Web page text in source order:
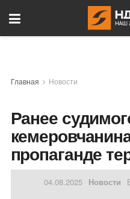
Главная Новости
Ранее
пропаганде
04.08.2025 Новости